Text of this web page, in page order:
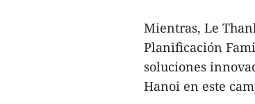
Mientras, Le
Planificación
soluciones
Hanoi en este